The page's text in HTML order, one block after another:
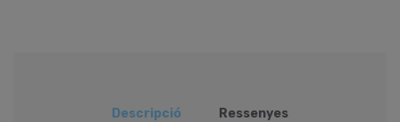
Descripció Ressenyes